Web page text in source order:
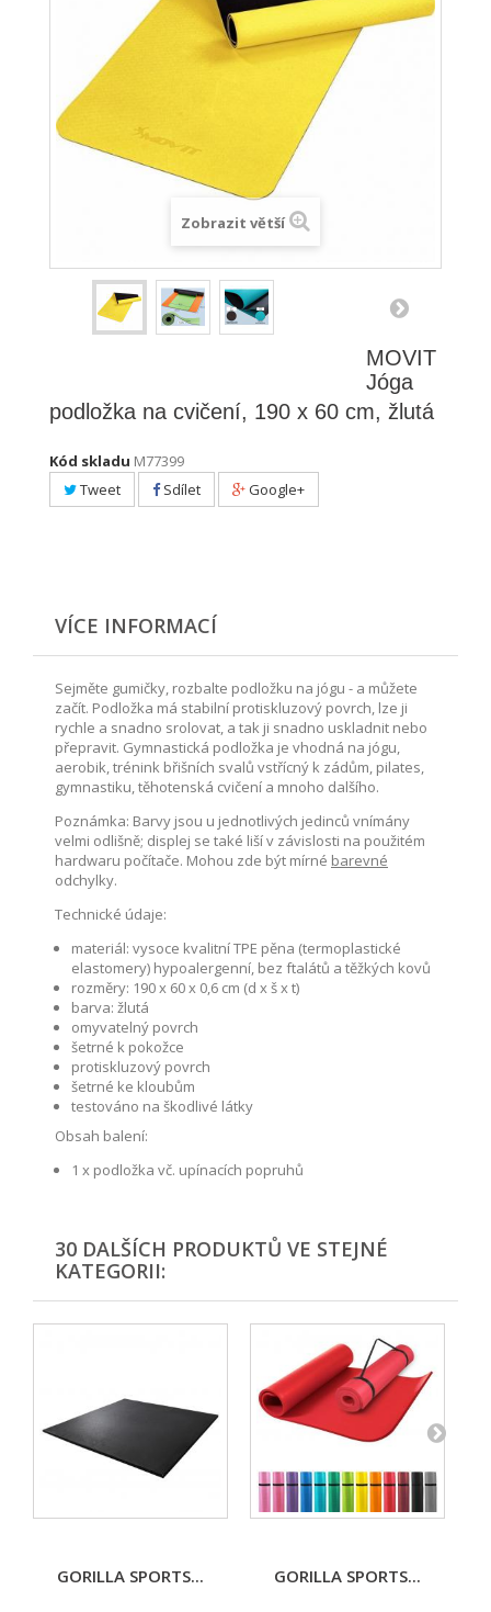
Zobrazit větší
MOVIT
Jóga
podložka na cvičení, 190 x 60 cm, žlutá
Kód skladu M77399
Tweet
Sdílet Google+
VÍCE INFORMACÍ
Sejměte gumičky, rozbalte podložku na jógu - a můžete
začít. Podložka má stabilní protiskluzový povrch, lze ji
rychle a snadno srolovat, a tak ji snadno uskladnit nebo
přepravit. Gymnastická podložka je vhodná na jógu,
aerobik, trénink břišních svalů vstřícný k zádům, pilates,
gymnastiku, těhotenská cvičení a mnoho dalšího.
Poznámka: Barvy jsou u jednotlivých jedinců vnímány
velmi odlišně; displej se také liší v závislosti na použitém
hardwaru počítače. Mohou zde být mírné barevné
odchylky.
Technické údaje:
materiál: vysoce kvalitní TPE pěna (termoplastické
elastomery) hypoalergenní, bez ftalátů a těžkých kovů
rozměry: 190 x 60 x 0,6 cm (d x š x t)
barva: žlutá
omyvatelný povrch
šetrné k pokožce
protiskluzový povrch
šetrné ke kloubům
testováno na škodlivé látky
Obsah balení:
1 x podložka vč. upínacích popruhů
30 DALŠÍCH PRODUKTŮ VE STEJNÉ
KATEGORII:
GORILLA SPORTS... GORILLA SPORTS...